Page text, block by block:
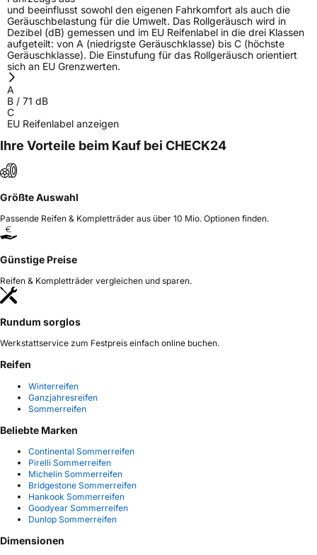
und beeinflusst sowohl den eigenen Fahrkomfort als auch die
Geräuschbelastung für die Umwelt. Das Rollgeräusch wird in
Dezibel (dB) gemessen und im EU Reifenlabel in die drei Klassen
aufgeteilt: von A (niedrigste Geräuschklasse) bis C (höchste
Geräuschklasse). Die Einstufung für das Rollgeräusch orientiert
sich an EU Grenzwerten.
A
B / 71 dB
C
EU Reifenlabel anzeigen
Ihre Vorteile beim Kauf bei CHECK24
Größte Auswahl
Passende Reifen & Kompletträder aus über 10 Mio. Optionen finden.
Günstige Preise
Reifen & Kompletträder vergleichen und sparen.
Rundum sorglos
Werkstattservice zum Festpreis einfach online buchen.
Reifen
Winterreifen
Ganzjahresreifen
Sommerreifen
Beliebte Marken
Continental Sommerreifen
Pirelli Sommerreifen
Michelin Sommerreifen
Bridgestone Sommerreifen
Hankook Sommerreifen
Goodyear Sommerreifen
Dunlop Sommerreifen
Dimensionen